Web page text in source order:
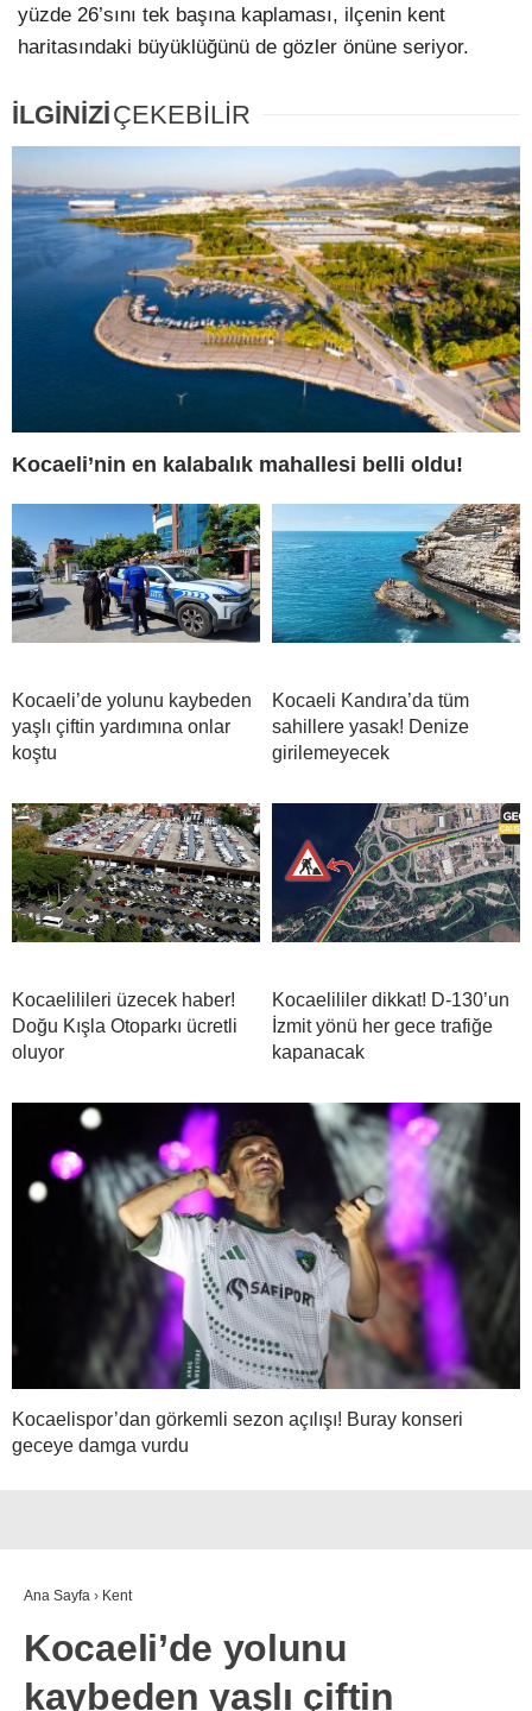
yüzde 26’sını tek başına kaplaması, ilçenin kent
haritasındaki büyüklüğünü de gözler önüne seriyor.
İLGİNİZİÇEKEBİLİR
Kocaeli’nin en kalabalık mahallesi belli oldu!
Kocaeli’de yolunu kaybeden
yaşlı çiftin yardımına onlar
koştu
Kocaeli Kandıra’da tüm
sahillere yasak! Denize
girilemeyecek
Kocaelilileri üzecek haber!
Doğu Kışla Otoparkı ücretli
oluyor
Kocaelililer dikkat! D-130’un
İzmit yönü her gece trafiğe
kapanacak
Kocaelispor’dan görkemli sezon açılışı! Buray konseri
geceye damga vurdu
Ana Sayfa › Kent
Kocaeli’de yolunu
kaybeden yaşlı çiftin